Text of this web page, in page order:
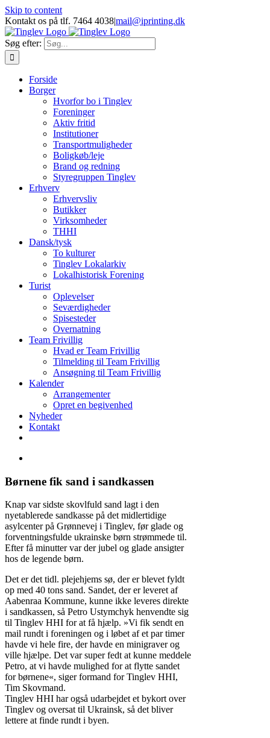
Skip to content
Kontakt os på tlf. 7464 4038|mail@iprinting.dk
Søg efter:
Forside
Borger
Hvorfor bo i Tinglev
Foreninger
Aktiv fritid
Institutioner
Transportmuligheder
Boligkøb/leje
Brand og redning
Styregruppen Tinglev
Erhverv
Erhvervsliv
Butikker
Virksomheder
THHI
Dansk/tysk
To kulturer
Tinglev Lokalarkiv
Lokalhistorisk Forening
Turist
Oplevelser
Seværdigheder
Spisesteder
Overnatning
Team Frivillig
Hvad er Team Frivillig
Tilmelding til Team Frivillig
Ansøgning til Team Frivillig
Kalender
Arrangementer
Opret en begivenhed
Nyheder
Kontakt
Børnene fik sand i sandkassen
Knap var sidste skovlfuld sand lagt i den
nyetablerede sandkasse på det midlertidige
asylcenter på Grønnevej i Tinglev, før glade og
forventningsfulde ukrainske børn strømmede til.
Efter få minutter var der jubel og glade ansigter
hos de legende børn.
Det er det tidl. plejehjems sø, der er blevet fyldt
op med 40 tons sand. Sandet, der er leveret af
Aabenraa Kommune, kunne ikke leveres direkte
i sandkassen, så Petro Ustymchyk henvendte sig
til Tinglev HHI for at få hjælp. »Vi fik sendt en
mail rundt i foreningen og i løbet af et par timer
havde vi hele fire, der havde en minigraver og
ville hjælpe. Det var super fedt at kunne meddele
Petro, at vi havde mulighed for at flytte sandet
for børnene«, siger formand for Tinglev HHI,
Tim Skovmand.
Tinglev HHI har også udarbejdet et bykort over
Tinglev og oversat til Ukrainsk, så det bliver
lettere at finde rundt i byen.